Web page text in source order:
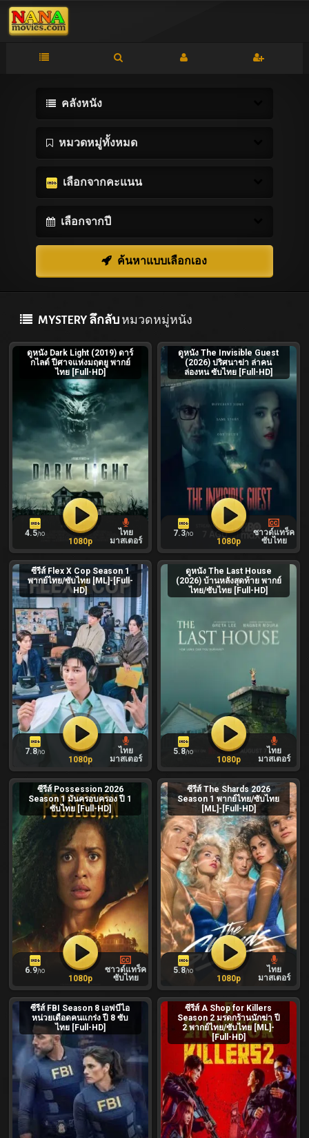
คลังหนัง
หมวดหมู่ทั้งหมด
เลือกจากคะแนน
เลือกจากปี
ค้นหาแบบเลือกเอง
MYSTERY ลึกลับหมวดหมู่หนัง
ดูหนัง Dark Light (2019) ดาร์
กไลต์ ปีศาจแห่งมฤตยู พากย์
ไทย [Full-HD]
4.5/10
ไทย
มาสเตอร์
1080p
ดูหนัง The Invisible Guest
(2026) ปริศนาฆ่า ล่าคน
ล่องหน ซับไทย [Full-HD]
7.3/10
ซาวด์แทร็ค
ซับไทย
1080p
ซีรีส์ Flex X Cop Season 1
พากย์ไทย/ซับไทย [ML]-[Full-
HD]
7.8/10
ไทย
มาสเตอร์
1080p
ดูหนัง The Last House
(2026) บ้านหลังสุดท้าย พากย์
ไทย/ซับไทย [Full-HD]
5.8/10
ไทย
มาสเตอร์
1080p
ซีรีส์ Possession 2026
Season 1 มันครอบครอง ปี 1
ซับไทย [Full-HD]
6.9/10
ซาวด์แทร็ค
ซับไทย
1080p
ซีรีส์ The Shards 2026
Season 1 พากย์ไทย/ซับไทย
[ML]-[Full-HD]
5.8/10
ไทย
มาสเตอร์
1080p
ซีรีส์ FBI Season 8 เอฟบีไอ
หน่วยเดือดคนแกร่ง ปี 8 ซับ
ไทย [Full-HD]
ซีรีส์ A Shop for Killers
Season 2 มรดกร้านนักฆ่า ปี
2 พากย์ไทย/ซับไทย [ML]-
[Full-HD]